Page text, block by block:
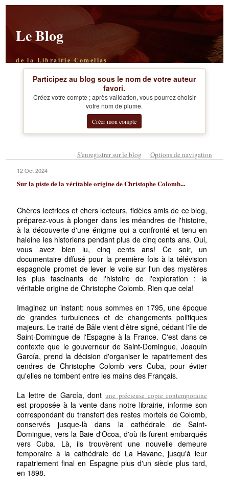
Le Blog
de la Librairie Comellas
Participez au blog sous le nom de votre auteur
favori.
Créez votre compte ; après validation, vous pourrez choisir
votre nom de plume.
Créer mon compte
S'enregistrer sur le blog Options de navigation
12 Oct 2024
Sur la piste de la véritable origine de Christophe Colomb...
Chères lectrices et chers lecteurs, fidèles amis de ce blog,
préparez-vous à plonger dans les méandres de l'histoire,
à la découverte d'une énigme qui a confronté et tenu en
haleine les historiens pendant plus de cinq cents ans. Oui,
vous avez bien lu, cinq cents ans! Ce soir, un
documentaire diffusé pour la première fois à la télévision
espagnole promet de lever le voile sur l'un des mystères
les plus fascinants de l'histoire de l'exploration : la
véritable origine de Christophe Colomb. Rien que cela!
Imaginez un instant: nous sommes en 1795, une époque
de grandes turbulences et de changements politiques
majeurs. Le traité de Bâle vient d'être signé, cédant l'île de
Saint-Domingue de l'Espagne à la France. C'est dans ce
contexte que le gouverneur de Saint-Domingue, Joaquín
García, prend la décision d'organiser le rapatriement des
cendres de Christophe Colomb vers Cuba, pour éviter
qu'elles ne tombent entre les mains des Français.
La lettre de García, dontune précieuse copie contemporaine
est proposée à la vente dans notre librairie, informe son
correspondant du transfert des restes mortels de Colomb,
conservés jusque-là dans la cathédrale de Saint-
Domingue, vers la Baie d'Ocoa, d'où ils furent embarqués
vers Cuba. Là, ils trouvèrent une nouvelle demeure
temporaire à la cathédrale de La Havane, jusqu'à leur
rapatriement final en Espagne plus d'un siècle plus tard,
en 1898.